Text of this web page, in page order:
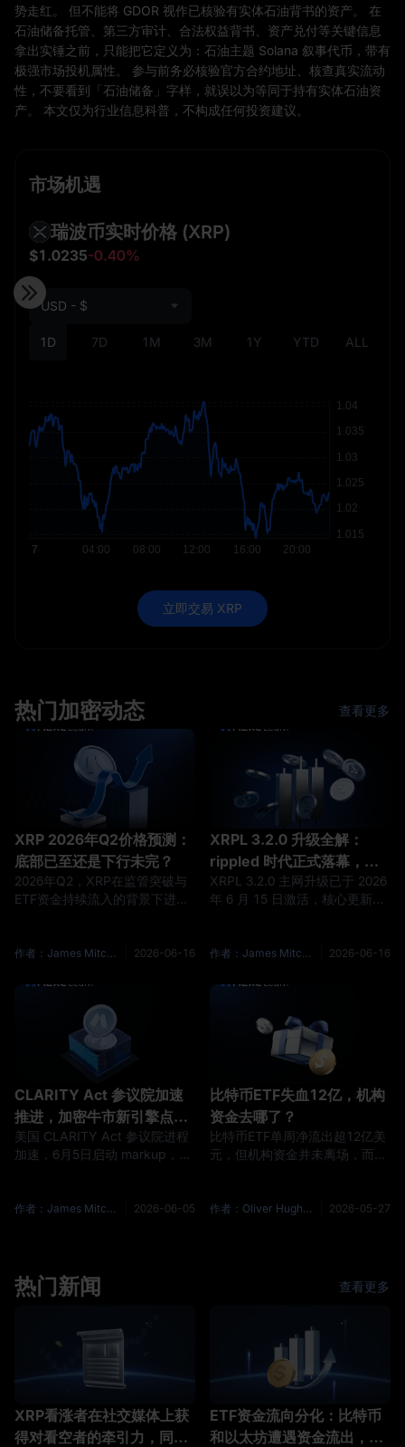
势走红。 但不能将 GDOR 视作已核验有实体石油背书的资产。 在
石油储备托管、第三方审计、合法权益背书、资产兑付等关键信息
拿出实锤之前，只能把它定义为：石油主题 Solana 叙事代币，带有
极强市场投机属性。 参与前务必核验官方合约地址、核查真实流动
性，不要看到「石油储备」字样，就误以为等同于持有实体石油资
产。 本文仅为行业信息科普，不构成任何投资建议。
市场机遇
瑞波币实时价格 (XRP)
$1.0235-0.40%
1D 7D 1M 3M 1Y YTD ALL
USD - $
立即交易 XRP
热门加密动态 查看更多
XRP 2026年Q2价格预测：
底部已至还是下行未完？
2026年Q2，XRP在监管突破与
ETF资金持续流入的背景下进入
度拆解XRP能否在本季度触底回
XRP正经历一场耐人寻味的背
离：基本面持续改善，价格却在
低位徘徊。 根据 MEXC 行情数
据，截至2026年6月中旬，XRP
现货价格在1.14至1.33美元区间
震荡整理，较2025年初约3.40美
元的峰值已累计
作者：James Mitchell 2026-06-16
XRPL 3.2.0 升级全解：
rippled 时代正式落幕，你
需要做什么？
XRPL 3.2.0 主网升级已于 2026
年 6 月 15 日激活，核心更新包
40%。普通 XRP 持币者无需任
日前完成升级。一文读懂本次升
日，XRP Ledger 正式激活
v3.2.0 主网升级。这是 2026 年
内 XRPL 完成的第三次重大迭
作者：James Mitchell 2026-06-16
CLARITY Act 参议院加速
推进，加密牛市新引擎点火
了吗？
美国 CLARITY Act 参议院进程
加速，6月5日启动 markup，
场结构法案究竟意味着什么？
步正在发生。《数字资产市场清
晰法案》（CLARITY Act）于6
历，5月14日该法案已以15比9
作者：James Mitchell 2026-06-05
比特币ETF失血12亿，机构
资金去哪了？
比特币ETF单周净流出超12亿美
元，但机构资金并未离场，而是
本文深度拆解这场加密市场资金
号：美国现货比特币ETF录得近
Solana（SOL）和XRP相关基金
却逆势吸引了超过2
作者：Oliver Hughes 2026-05-27
热门新闻 查看更多
XRP看涨者在社交媒体上获
得对看空者的牵引力，同时
ETF资金流向分化：比特币
和以太坊遭遇资金流出，